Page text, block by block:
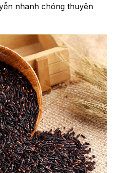
nhanh chóng thuyên